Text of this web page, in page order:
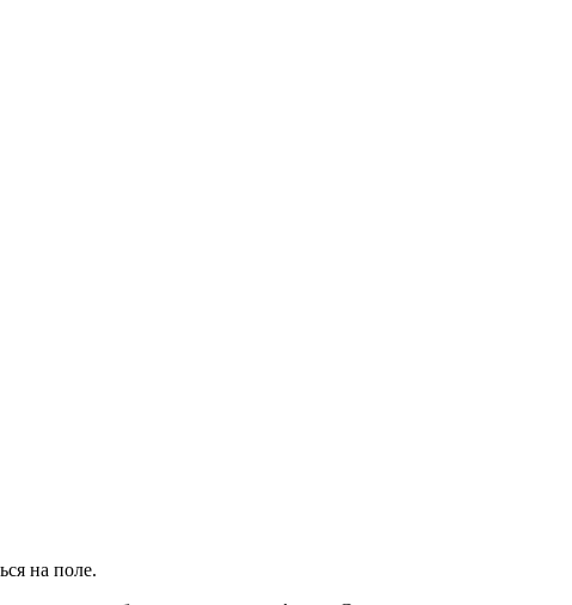
на поле.